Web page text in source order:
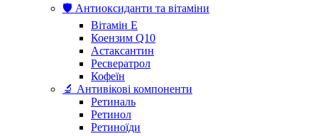
🛡️ Антиоксиданти та вітаміни
Вітамін Е
Коензим Q10
Астаксантин
Ресвератрол
Кофеїн
🔬 Антивікові компоненти
Ретиналь
Ретинол
Ретиноїди